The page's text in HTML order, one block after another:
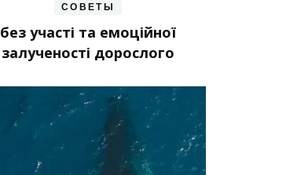
СОВЕТЫ
без участі та емоційної
залученості дорослого